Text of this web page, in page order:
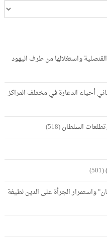
واستغلالها من طرف اليهود
أحياء الدعارة في مختلف المراكز
السلطان(518)
(501)
الجرأة على الدين لطيفة